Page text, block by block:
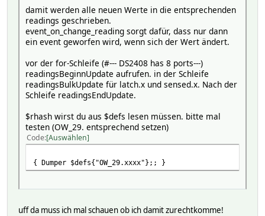
$key = $newKey if ($newKey);
}
readingsBulkUpdate($rhash, $key, $value);
}
readingsEndUpdate($rhash, 1);
damit werden alle neuen Werte in die entsprechenden
readings geschrieben.
event_on_change_reading sorgt dafür, dass nur dann
ein event geworfen wird, wenn sich der Wert ändert.
vor der for-Schleife (#--- DS2408 has 8 ports---)
readingsBeginnUpdate aufrufen. in der Schleife
readingsBulkUpdate für latch.x und sensed.x. Nach der
Schleife readingsEndUpdate.
$rhash wirst du aus $defs lesen müssen. bitte mal
testen (OW_29. entsprechend setzen)
Code Auswählen
{ Dumper $defs{"OW_29.xxxx"};; }
uff da muss ich mal schauen ob ich damit zurechtkomme!